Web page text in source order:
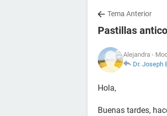
Tema Anterior
Pastillas
Alejandra -
Dr. Joseph
Hola,
Buenas tardes,